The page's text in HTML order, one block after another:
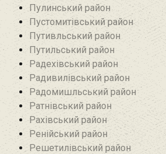
Пулинський район
Пустомитівський район
Путивльський район‎
Путильський район
Радехівський район
Радивилівський район
Радомишльський район‎
Ратнівський район
Рахівський район
Ренійський район
Решетилівський район